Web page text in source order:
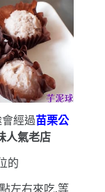
經過苗栗公
人氣老店
的
左右來吃,等